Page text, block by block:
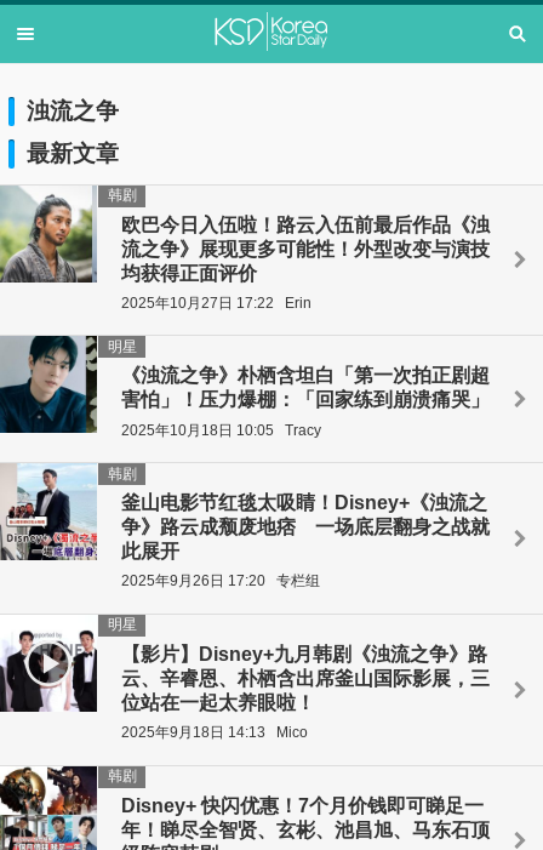
浊流之争
最新文章
欧巴今日入伍啦！路云入伍前最后作品《浊
流之争》展现更多可能性！外型改变与演技
均获得正面评价
韩剧
2025年10月27日 17:22 Erin
《浊流之争》朴栖含坦白「第一次拍正剧超
害怕」！压力爆棚：「回家练到崩溃痛哭」
明星
2025年10月18日 10:05 Tracy
釜山电影节红毯太吸睛！Disney+《浊流之
争》路云成颓废地痞 一场底层翻身之战就
此展开
韩剧
2025年9月26日 17:20 专栏组
【影片】Disney+九月韩剧《浊流之争》路
云、辛睿恩、朴栖含出席釜山国际影展，三
位站在一起太养眼啦！
明星
2025年9月18日 14:13 Mico
Disney+ 快闪优惠！7个月价钱即可睇足一
年！睇尽全智贤、玄彬、池昌旭、马东石顶
韩剧